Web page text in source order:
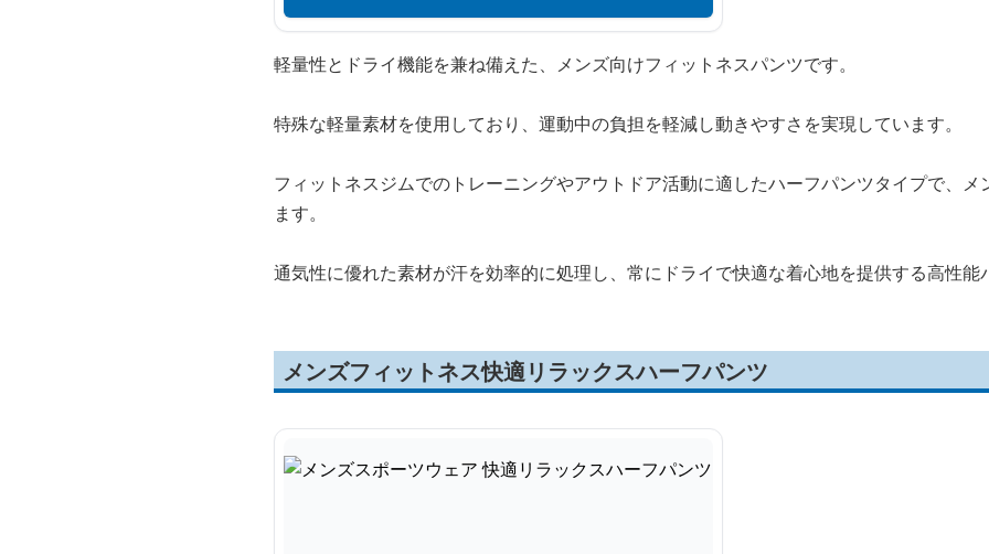
軽量性とドライ機能を兼ね備えた、メンズ向けフィットネスパンツです。
特殊な軽量素材を使用しており、運動中の負担を軽減し動きやすさを実現しています。
フィットネスジムでのトレーニングやアウトドア活動に適したハーフパンツタイプで、メ
ます。
通気性に優れた素材が汗を効率的に処理し、常にドライで快適な着心地を提供する高性能
メンズフィットネス快適リラックスハーフパンツ